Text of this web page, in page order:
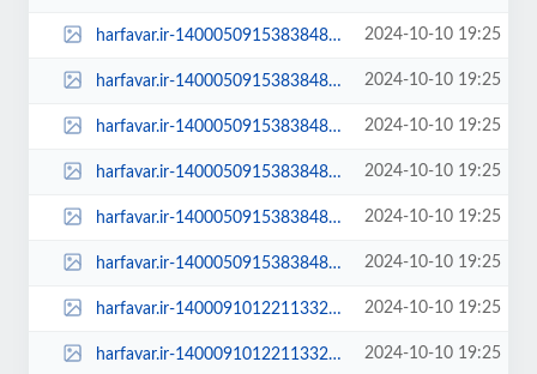
harfavar.ir-1400050915383848623290914-250x150.jpg 2024-10-10 19:25
harfavar.ir-1400050915383848623290914-300x209.jpg 2024-10-10 19:25
harfavar.ir-1400050915383848623290914-450x300.jpg 2024-10-10 19:25
harfavar.ir-1400050915383848623290914-600x400.jpg 2024-10-10 19:25
harfavar.ir-1400050915383848623290914-768x535.jpg 2024-10-10 19:25
harfavar.ir-1400050915383848623290914.jpg 2024-10-10 19:25
harfavar.ir-1400091012211332324174364-100x70.jpg 2024-10-10 19:25
harfavar.ir-1400091012211332324174364-250x150.jpg 2024-10-10 19:25